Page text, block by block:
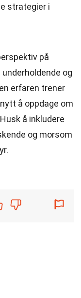
strategier i
på
og
erfaren trener
å oppdage om
å inkludere
og morsom